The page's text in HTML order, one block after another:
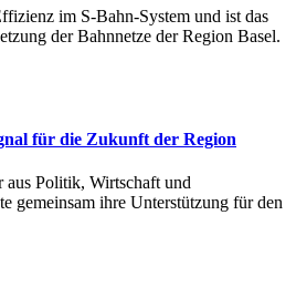
im S-Bahn-System und ist das
der Bahnnetze der Region Basel.
für die Zukunft der Region
aus Politik, Wirtschaft und
gemeinsam ihre Unterstützung für den